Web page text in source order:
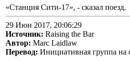
«Станция Сити-17», - сказал поезд.
29 Июн 2017, 20:06:29
Источник: Raising the Bar
Автор: Marc Laidlaw
Перевод: Инициативная группа на